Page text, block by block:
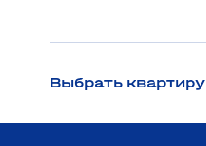
Выбрать квартиру